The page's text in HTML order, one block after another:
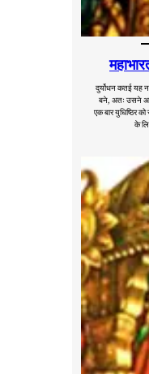
दुर्योधन कतई यह
बने, अतः उसने
एक बार युधिष्ठिर
के